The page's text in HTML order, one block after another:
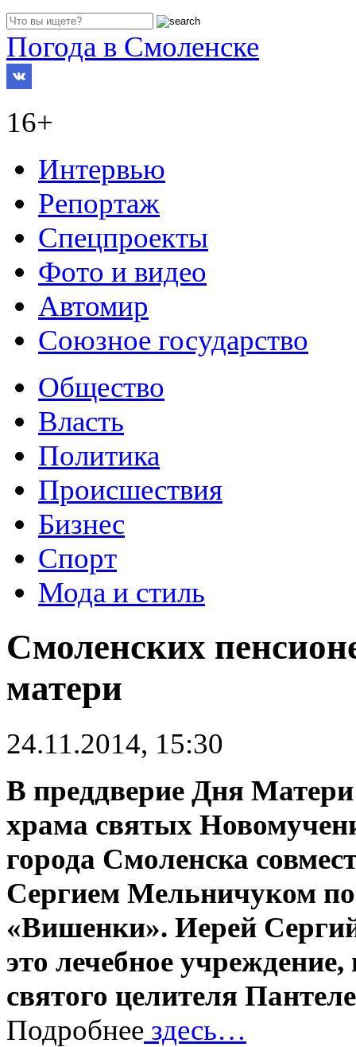
Погода в Смоленске
16+
Интервью
Репортаж
Спецпроекты
Фото и видео
Автомир
Союзное государство
Общество
Власть
Политика
Происшествия
Бизнес
Спорт
Мода и стиль
Смоленских
матери
24.11.2014, 15:30
В преддверие Дня
храма святых
города Смоленска
Сергием Мельничуком
«Вишенки». Иерей
это лечебное
святого целителя
Подробнее здесь…